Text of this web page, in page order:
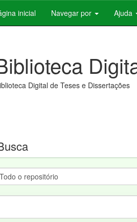
inicial Navegar por Ajuda
Digital de Teses e Dissertações